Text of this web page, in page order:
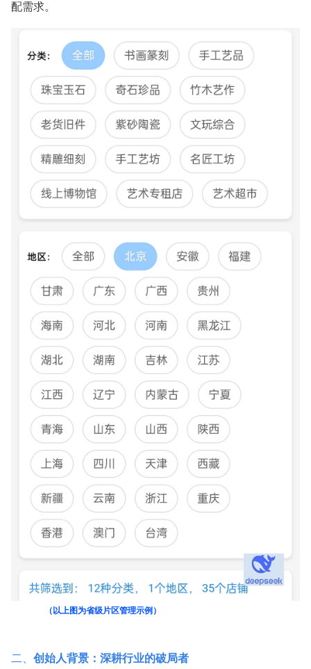
配需求。
（以上图为省级片区管理示例）
二、 创始人背景：深耕行业的破局者